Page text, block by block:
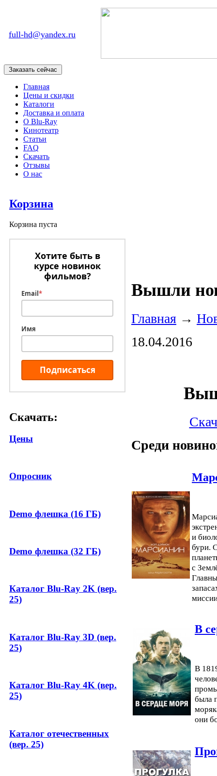
full-hd@yandex.ru
Главная
Цены и скидки
Каталоги
Доставка и оплата
О Blu-Ray
Кинотеатр
Статьи
FAQ
Скачать
Отзывы
О нас
Корзина
Корзина пуста
Хотите быть в
курсе новинок
фильмов?
Email*
Имя
Подписаться
Скачать:
Цены
Опросник
Demo флешка (16 ГБ)
Demo флешка (32 ГБ)
Каталог Blu-Ray 2K (вер.
25)
Каталог Blu-Ray 3D (вер.
25)
Каталог Blu-Ray 4K (вер.
25)
Каталог отечественных
(вер. 25)
Вышли
Главная →
18.04.2016
Среди
и
бури.
с
В
В
была
они